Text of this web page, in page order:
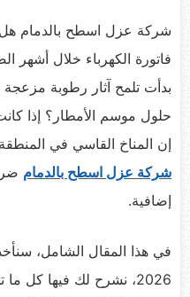
شركة عزل اسطح بالدمام
فاتورة الكهرباء خلال أشهر
بدأت تلمح آثار رطوبة
حلول موسم الأمطار؟ إذا
إن المناخ القاسي في
شركة عزل اسطح بالدمام
إضافية.
في هذا المقال الشامل،
2026، نشرح لك فيها كل